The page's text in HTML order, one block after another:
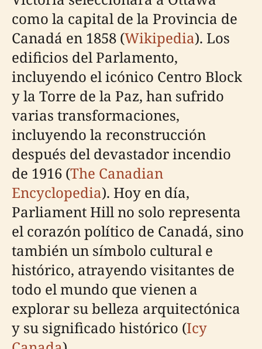
como la capital de la Provincia de
Canadá en 1858 (Wikipedia). Los
edificios del Parlamento,
incluyendo el icónico Centro Block
y la Torre de la Paz, han sufrido
varias transformaciones,
incluyendo la reconstrucción
después del devastador incendio
de 1916 (The Canadian
Encyclopedia). Hoy en día,
Parliament Hill no solo representa
el corazón político de Canadá, sino
también un símbolo cultural e
histórico, atrayendo visitantes de
todo el mundo que vienen a
explorar su belleza arquitectónica
y su significado histórico (Icy